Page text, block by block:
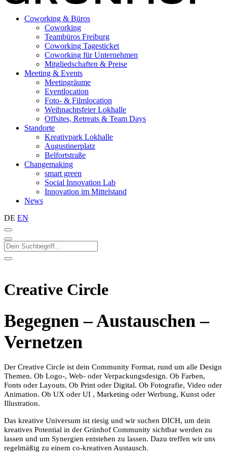
Coworking & Büros
Coworking
Teambüros Freiburg
Coworking Tagesticket
Coworking für Unternehmen
Mitgliedschaften & Preise
Meeting & Events
Meetingräume
Eventlocation
Foto- & Filmlocation
Weihnachtsfeier Lokhalle
Offsites, Retreats & Team Days
Standorte
Kreativpark Lokhalle
Augustinerplatz
Belfortstraße
Changemaking
smart green
Social Innovation Lab
Innovation im Mittelstand
News
DE EN
Creative Circle
Begegnen – Austauschen –
Vernetzen
Der Creative Circle ist dein Community Format, rund um alle Design
Themen. Ob Logo-, Web- oder Verpackungsdesign. Ob Farben,
Fonts oder Layouts. Ob Print oder Digital. Ob Fotografie, Video oder
Animation. Ob UX oder UI , Marketing oder Werbung, Kunst oder
Illustration.
Das kreative Universum ist riesig und wir suchen DICH, um dein
kreatives Potential in der Grünhof Community sichtbar werden zu
lassen und um Synergien entstehen zu lassen. Dazu treffen wir uns
regelmäßig zu einem co-kreativen Austausch.